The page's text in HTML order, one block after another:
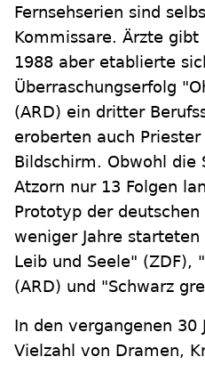
Fernsehserien sind
Kommissare. Ärzte gibt
1988 aber etablierte
Überraschungserfolg
(ARD) ein dritter
eroberten auch
Bildschirm. Obwohl die
Atzorn nur 13 Folgen
Prototyp der
weniger Jahre
Leib und Seele" (ZDF),
(ARD) und "Schwarz
In den vergangenen 30
Vielzahl von Dramen,